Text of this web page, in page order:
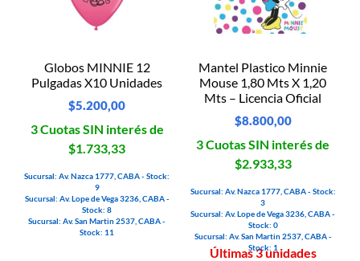
Globos MINNIE 12
Pulgadas X10 Unidades
$5.200,00
3 Cuotas SIN interés de
$1.733,33
Sucursal: Av. Nazca 1777, CABA - Stock:
9
Sucursal: Av. Lope de Vega 3236, CABA -
Stock: 8
Sucursal: Av. San Martin 2537, CABA -
Stock: 11
Mantel Plastico Minnie
Mouse 1,80 Mts X 1,20
Mts – Licencia Oficial
$8.800,00
3 Cuotas SIN interés de
$2.933,33
Sucursal: Av. Nazca 1777, CABA - Stock:
3
Sucursal: Av. Lope de Vega 3236, CABA -
Stock: 0
Sucursal: Av. San Martin 2537, CABA -
Stock: 1
Últimas 3 unidades